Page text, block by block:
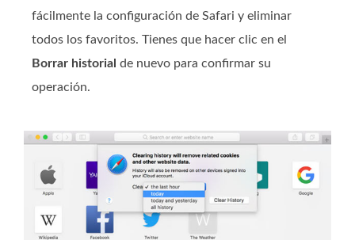
fácilmente la configuración de Safari y eliminar
todos los favoritos. Tienes que hacer clic en el
Borrar historial de nuevo para confirmar su
operación.